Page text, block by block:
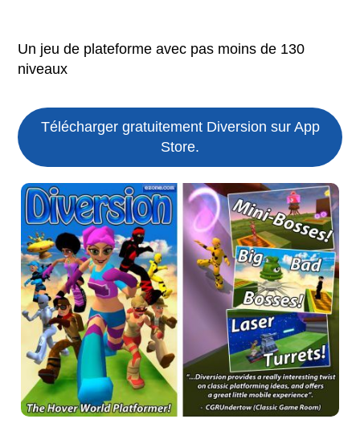
Un jeu de plateforme avec pas moins de 130
niveaux
Télécharger gratuitement Diversion sur App
Store.